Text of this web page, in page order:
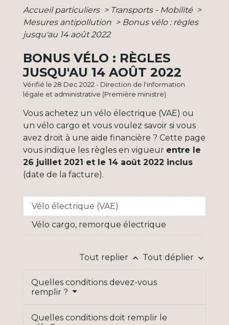
Accueil particuliers > Transports - Mobilité >
Mesures antipollution > Bonus vélo : règles
jusqu'au 14 août 2022
BONUS VÉLO : RÈGLES
JUSQU'AU 14 AOÛT 2022
Vérifié le 28 Dec 2022 - Direction de l'information
légale et administrative (Première ministre)
Vous achetez un vélo électrique (VAE) ou
un vélo cargo et vous voulez savoir si vous
avez droit à une aide financière ? Cette page
vous indique les règles en vigueur entre le
26 juillet 2021 et le 14 août 2022 inclus
(date de la facture).
Vélo électrique (VAE)
Vélo cargo, remorque électrique
Tout replier keyboard_arrow_up Tout déplier keyboard_arrow_down
Quelles conditions devez-vous
remplir ?
Quelles conditions doit remplir le